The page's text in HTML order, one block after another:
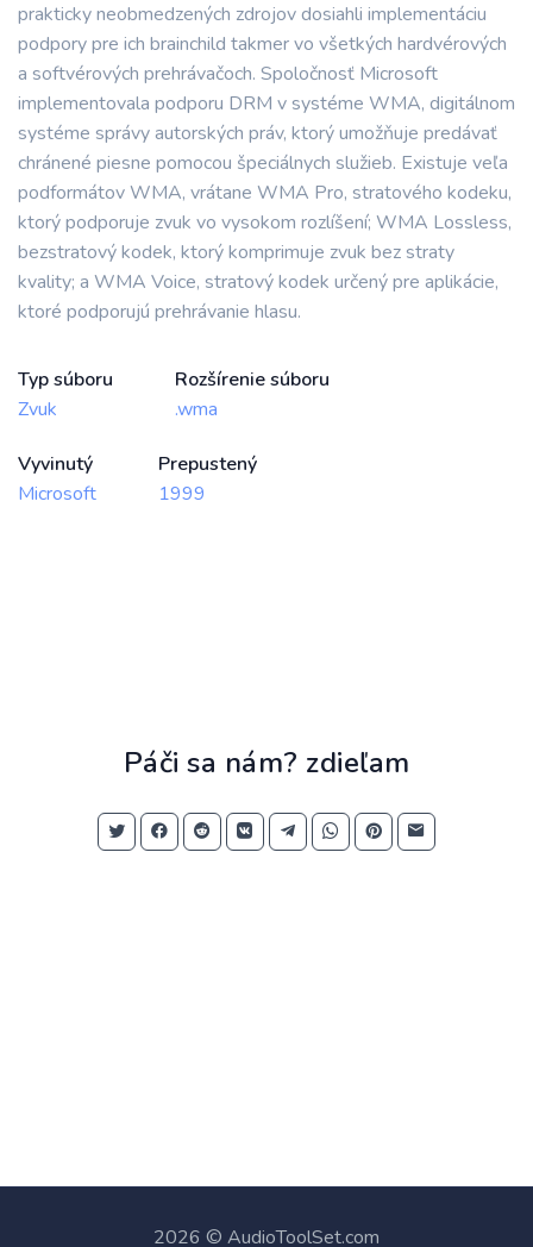
prakticky neobmedzených zdrojov dosiahli implementáciu
podpory pre ich brainchild takmer vo všetkých hardvérových
a softvérových prehrávačoch. Spoločnosť Microsoft
implementovala podporu DRM v systéme WMA, digitálnom
systéme správy autorských práv, ktorý umožňuje predávať
chránené piesne pomocou špeciálnych služieb. Existuje veľa
podformátov WMA, vrátane WMA Pro, stratového kodeku,
ktorý podporuje zvuk vo vysokom rozlíšení; WMA Lossless,
bezstratový kodek, ktorý komprimuje zvuk bez straty
kvality; a WMA Voice, stratový kodek určený pre aplikácie,
ktoré podporujú prehrávanie hlasu.
Typ súboru
Zvuk
Rozšírenie súboru
.wma
Vyvinutý
Microsoft
Prepustený
1999
Páči sa nám? zdieľam
2026 © AudioToolSet.com